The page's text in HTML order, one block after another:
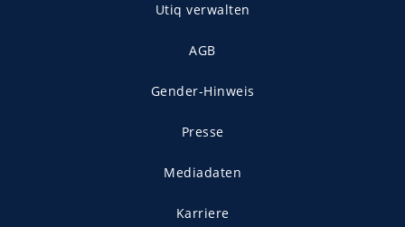
Utiq verwalten
AGB
Gender-Hinweis
Presse
Mediadaten
Karriere